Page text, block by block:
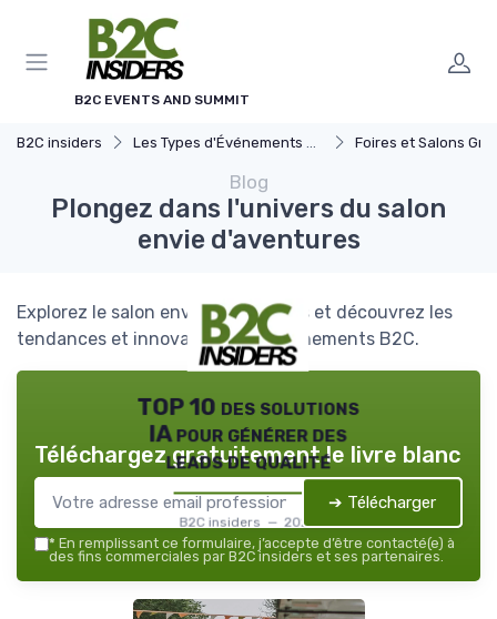
B2C EVENTS AND SUMMIT
B2C insiders Les Types d'Événements B2C Foires et Salons Grand
Blog
Plongez dans l'univers du salon
envie d'aventures
Explorez le salon envie d'aventures et découvrez les
tendances et innovations des événements B2C.
TOP 10 des solutions
IA pour générer des
leads de qualité
B2C insiders — 2026
Téléchargez gratuitement le livre blanc
➔ Télécharger
* En remplissant ce formulaire, j’accepte d’être contacté(e) à
des fins commerciales par B2C insiders et ses partenaires.
Panneau de gestion des cookies